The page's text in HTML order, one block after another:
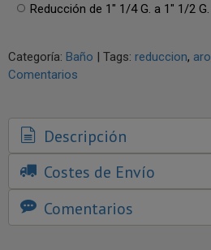
Reducción de 1″ 1/4 G. a 1″ 1/2 G.
Categoría: Baño | Tags: reduccion aro
Comentarios
Descripción
Costes de Envío
Comentarios